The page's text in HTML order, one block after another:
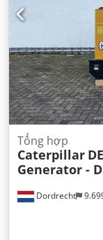
Dordrecht
Tổng hợp
Caterpillar
Generator -